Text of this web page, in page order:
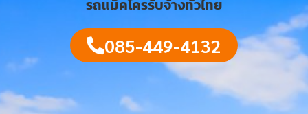
รถแม็คโครรับจ้างทั่วไทย
085-449-4132